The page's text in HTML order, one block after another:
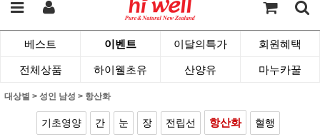
베스트 이벤트 이달의특가 회원혜택
전체상품 하이웰초유 산양유 마누카꿀
대상별 > 성인 남성 > 항산화
기초영양 간 눈 장 전립선 항산화 혈행